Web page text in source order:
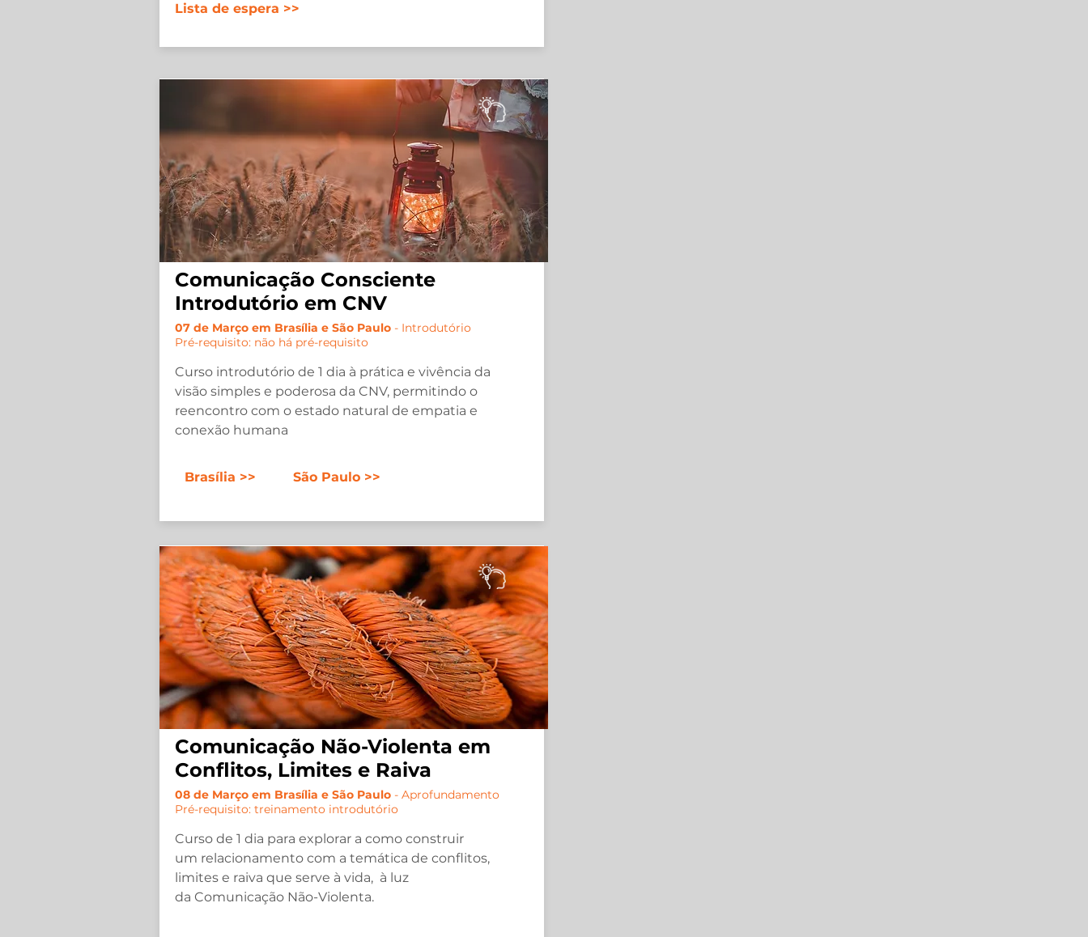
Lista de espera >>
Comunicação Consciente
Introdutório em CNV
07 de Março em Brasília e São Paulo - Introdutório
Pré-requisito: não há pré-requisito
Curso introdutório de 1 dia à prática e vivência da
visão simples e poderosa da CNV, permitindo o
reencontro com o estado natural de empatia e
conexão humana
Brasília >> São Paulo >>
Comunicação Não-Violenta em
Conflitos, Limites e Raiva
08 de Março em Brasília e São Paulo - Aprofundamento
Pré-requisito: treinamento introdutório
Curso de 1 dia para explorar a como construir
um relacionamento com a temática de conflitos,
limites e raiva que serve à vida, à luz
da Comunicação Não-Violenta.